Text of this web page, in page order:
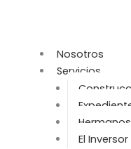
Nosotros
Servicios
El Inversor